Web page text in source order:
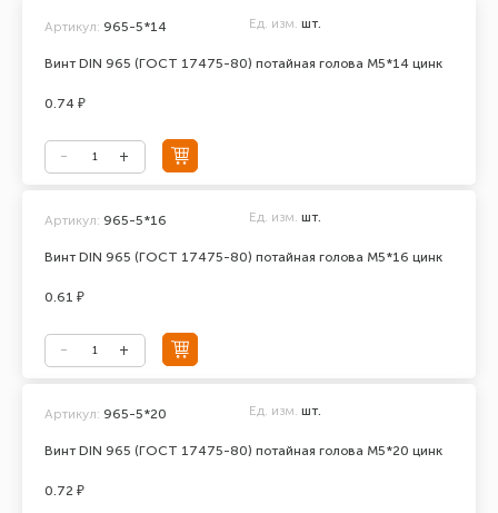
Винт DIN 965 (ГОСТ 17475-80) потайная голова М5*14 цинк
Артикул: 965-5*14 Ед. изм. шт.
0.74 ₽
Винт DIN 965 (ГОСТ 17475-80) потайная голова М5*16 цинк
Артикул: 965-5*16 Ед. изм. шт.
0.61 ₽
Винт DIN 965 (ГОСТ 17475-80) потайная голова М5*20 цинк
Артикул: 965-5*20 Ед. изм. шт.
0.72 ₽